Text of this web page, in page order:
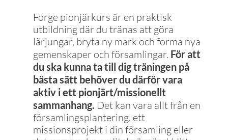
Forge pionjärkurs är en praktisk
utbildning där du tränas att göra
lärjungar, bryta ny mark och forma nya
gemenskaper och församlingar. För att
du ska kunna ta till dig träningen på
bästa sätt behöver du därför vara
aktiv i ett pionjärt/missionellt
sammanhang. Det kan vara allt från en
församlingsplantering, ett
missionsprojekt i din församling eller